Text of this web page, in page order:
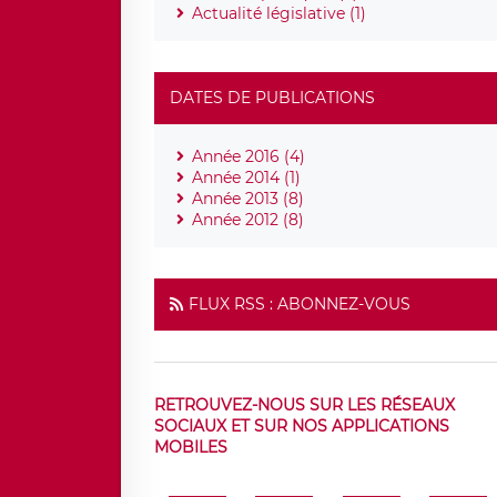
Actualité législative (1)
DATES DE PUBLICATIONS
Année 2016 (4)
Année 2014 (1)
Année 2013 (8)
Année 2012 (8)
FLUX RSS : ABONNEZ-VOUS
RETROUVEZ-NOUS SUR LES RÉSEAUX
SOCIAUX ET SUR NOS APPLICATIONS
MOBILES